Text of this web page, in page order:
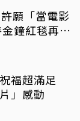
願「當電影
鐘紅毯再喊
福超滿足
」感動